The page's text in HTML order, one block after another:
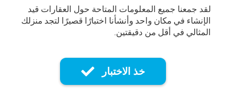
لقد جمعنا جميع المعلومات المتاحة حول العقارات قيد
الإنشاء في مكان واحد وأنشأنا اختبارًا قصيرًا لتجد منزلك
المثالي في أقل من دقيقتين.
خذ الاختبار